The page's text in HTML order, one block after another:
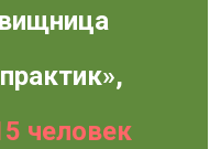
человек